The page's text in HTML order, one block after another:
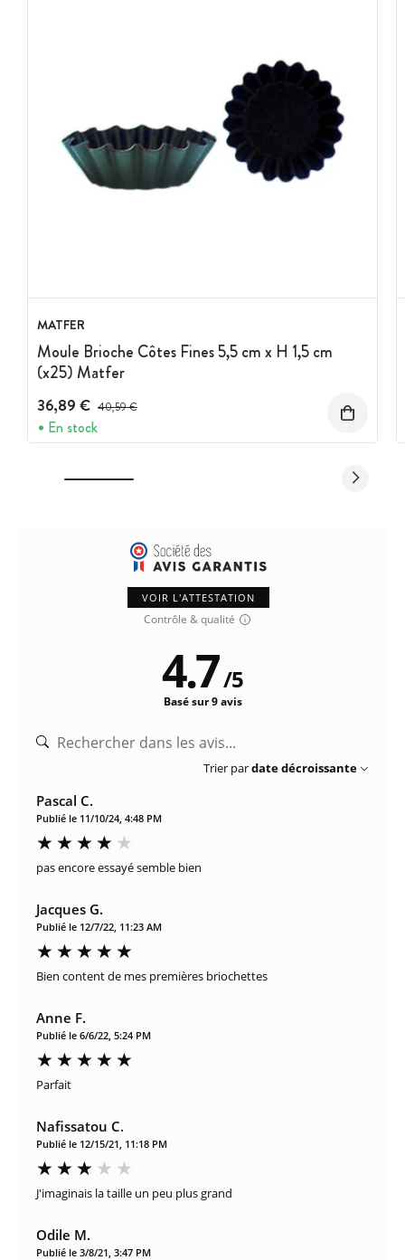
MATFER
Moule Brioche Côtes Fines 5,5 cm x H 1,5 cm
(x25) Matfer
36,89 € Prix avant réduction :
40,59 €
En stock
VOIR L'ATTESTATION
Contrôle & qualité
4.7/5
Basé sur 9 avis
Trier pardate décroissante
Pascal C.
Publié le 11/10/24, 4:48 PM
pas encore essayé semble bien
Jacques G.
Publié le 12/7/22, 11:23 AM
Bien content de mes premières briochettes
Anne F.
Publié le 6/6/22, 5:24 PM
Parfait
Nafissatou C.
Publié le 12/15/21, 11:18 PM
J'imaginais la taille un peu plus grand
Odile M.
Publié le 3/8/21, 3:47 PM